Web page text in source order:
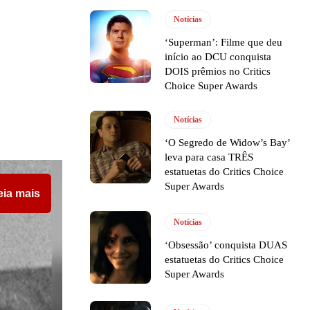
mais
Notícias
‘Superman’: Filme que deu
início ao DCU conquista
DOIS prêmios no Critics
Choice Super Awards
Notícias
‘O Segredo de Widow’s Bay’
leva para casa TRÊS
estatuetas do Critics Choice
Super Awards
Notícias
‘Obsessão’ conquista DUAS
estatuetas do Critics Choice
Super Awards